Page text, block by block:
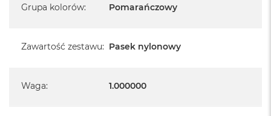
Grupa kolorów: Pomarańczowy
Zawartość zestawu: Pasek nylonowy
Waga: 1.000000